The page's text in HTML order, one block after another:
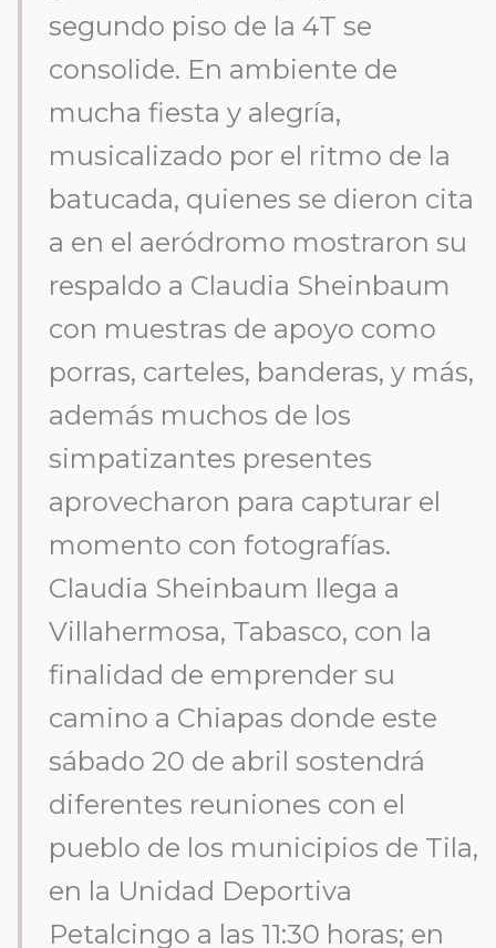
segundo piso de la 4T se
consolide. En ambiente de
mucha fiesta y alegría,
musicalizado por el ritmo de la
batucada, quienes se dieron cita
a en el aeródromo mostraron su
respaldo a Claudia Sheinbaum
con muestras de apoyo como
porras, carteles, banderas, y más,
además muchos de los
simpatizantes presentes
aprovecharon para capturar el
momento con fotografías.
Claudia Sheinbaum llega a
Villahermosa, Tabasco, con la
finalidad de emprender su
camino a Chiapas donde este
sábado 20 de abril sostendrá
diferentes reuniones con el
pueblo de los municipios de Tila,
en la Unidad Deportiva
Petalcingo a las 11:30 horas; en